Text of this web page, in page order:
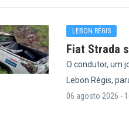
LEBON RÉGIS
Fiat Strada
O condutor, um
Lebon Régis,
06 agosto 2026 -